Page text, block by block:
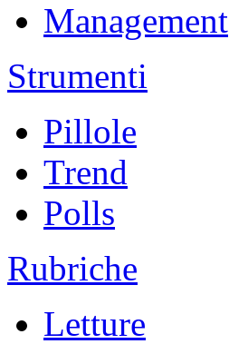
Management
Strumenti
Pillole
Trend
Polls
Rubriche
Letture